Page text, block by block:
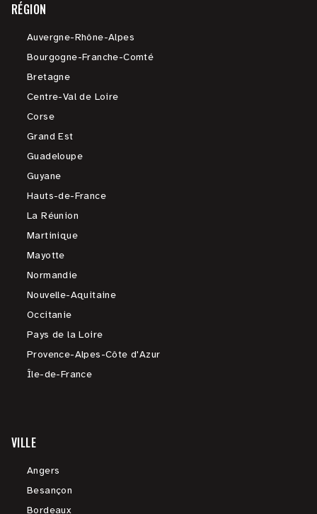
RÉGION
Auvergne-Rhône-Alpes
Bourgogne-Franche-Comté
Bretagne
Centre-Val de Loire
Corse
Grand Est
Guadeloupe
Guyane
Hauts-de-France
La Réunion
Martinique
Mayotte
Normandie
Nouvelle-Aquitaine
Occitanie
Pays de la Loire
Provence-Alpes-Côte d'Azur
Île-de-France
VILLE
Angers
Besançon
Bordeaux